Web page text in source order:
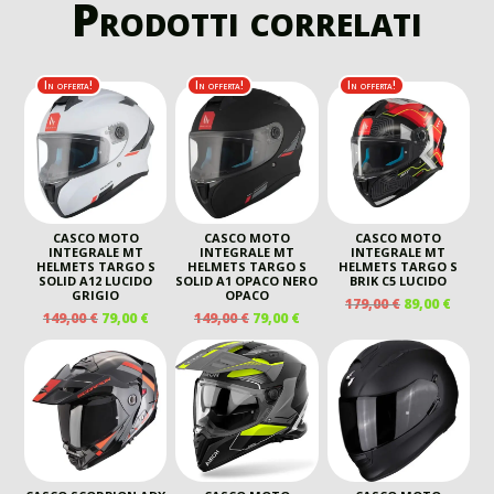
Prodotti correlati
In offerta!
CASCO MOTO
INTEGRALE MT
HELMETS TARGO S
SOLID A12 LUCIDO
GRIGIO
149,00€ IL
PREZZO
ORIGINALE
ERA:
149,00 €.
79,00€IL
PREZZO
ATTUALE
È:
79,00 €.
In offerta!
CASCO MOTO
INTEGRALE MT
HELMETS TARGO S
SOLID A1 OPACO NERO
OPACO
149,00€ IL
PREZZO
ORIGINALE
ERA:
149,00 €.
79,00€IL
PREZZO
ATTUALE
È:
79,00 €.
In offerta!
CASCO MOTO
INTEGRALE MT
HELMETS TARGO S
BRIK C5 LUCIDO
179,00€ IL
ORIGINALE
ERA:
179,00 €.
89,00€IL
89,00